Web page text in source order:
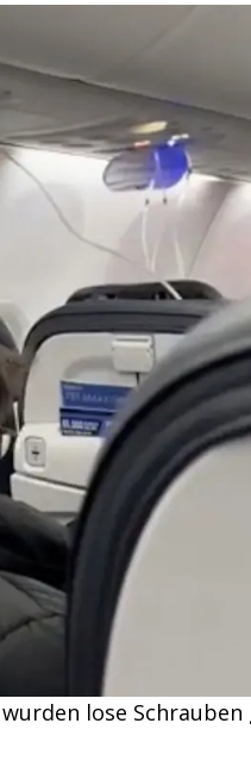
lose Schrauben